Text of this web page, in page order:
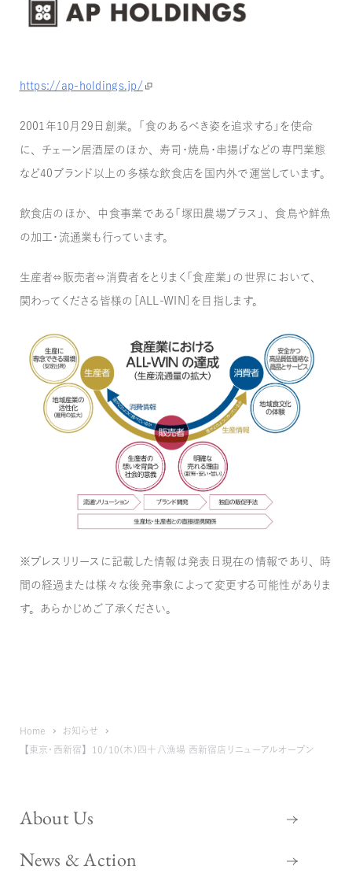
https://ap-holdings.jp/
2001年10月29日創業。「食のあるべき姿を追求する」を使命
に、チェーン居酒屋のほか、寿司・焼鳥・串揚げなどの専門業態
など40ブランド以上の多様な飲食店を国内外で運営しています。
飲食店のほか、中食事業である「塚田農場プラス」、食鳥や鮮魚
の加工・流通業も行っています。
生産者⇔販売者⇔消費者をとりまく「食産業」の世界において、
関わってくださる皆様の［ALL-WIN］を目指します。
※プレスリリースに記載した情報は発表日現在の情報であり、時
間の経過または様々な後発事象によって変更する可能性がありま
す。あらかじめご了承ください。
Home
お知らせ
【東京・西新宿】10/10（木）四十八漁場 西新宿店リニューアルオープン
About Us
News & Action